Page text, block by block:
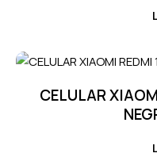
CELULAR